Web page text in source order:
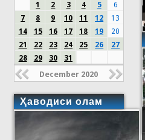
1
2 3 4 5
6
7
8 9 10 11 12
13
14
15 16 17 18 19
20
21
22 23 24 25 26
27
28
29 30 31
December 2020
Ҳаводиси олам